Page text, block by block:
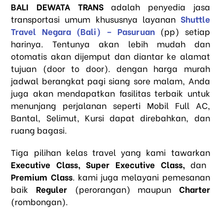
BALI DEWATA TRANSadalah penyedia jasa
transportasi umum khususnya layanan Shuttle
Travel Negara (Bali) – Pasuruan(pp) setiap
harinya. Tentunya akan lebih mudah dan
otomatis akan dijemput dan diantar ke alamat
tujuan (door to door). dengan harga murah
jadwal berangkat pagi siang sore malam, Anda
juga akan mendapatkan fasilitas terbaik untuk
menunjang perjalanan seperti Mobil Full AC,
Bantal, Selimut, Kursi dapat direbahkan, dan
ruang bagasi.
Tiga pilihan kelas travel yang kami tawarkan
Executive Class, Super Executive Class,dan
Premium Class. kami juga melayani pemesanan
baik Reguler(perorangan) maupun Charter
(rombongan).